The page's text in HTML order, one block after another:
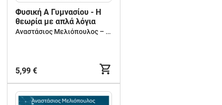
Φυσική Α Γυμνασίου - Η
θεωρία με απλά λόγια
Αναστάσιος Μελιόπουλος – Δημιουργική Μάθηση για Νηπιαγωγείο, Δημοτικό & Γυμνάσιο
5,99 €